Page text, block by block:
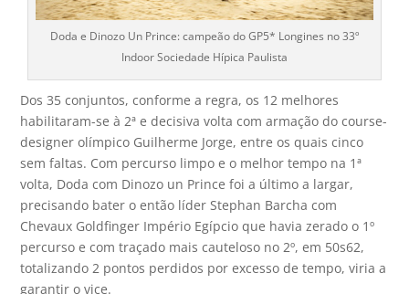
Doda e Dinozo Un Prince: campeão do GP5* Longines no 33º
Indoor Sociedade Hípica Paulista
Dos 35 conjuntos, conforme a regra, os 12 melhores
habilitaram-se à 2ª e decisiva volta com armação do course-
designer olímpico Guilherme Jorge, entre os quais cinco
sem faltas. Com percurso limpo e o melhor tempo na 1ª
volta, Doda com Dinozo un Prince foi a último a largar,
precisando bater o então líder Stephan Barcha com
Chevaux Goldfinger Império Egípcio que havia zerado o 1º
percurso e com traçado mais cauteloso no 2º, em 50s62,
totalizando 2 pontos perdidos por excesso de tempo, viria a
garantir o vice.